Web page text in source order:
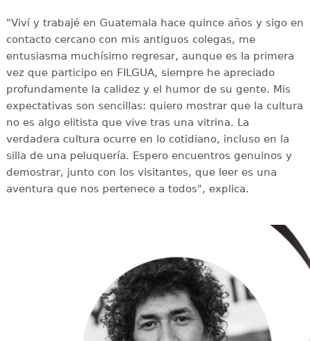
"Viví y trabajé en Guatemala hace quince años y sigo en
contacto cercano con mis antiguos colegas, me
entusiasma muchísimo regresar, aunque es la primera
vez que participo en FILGUA, siempre he apreciado
profundamente la calidez y el humor de su gente. Mis
expectativas son sencillas: quiero mostrar que la cultura
no es algo elitista que vive tras una vitrina. La
verdadera cultura ocurre en lo cotidiano, incluso en la
silla de una peluquería. Espero encuentros genuinos y
demostrar, junto con los visitantes, que leer es una
aventura que nos pertenece a todos", explica.